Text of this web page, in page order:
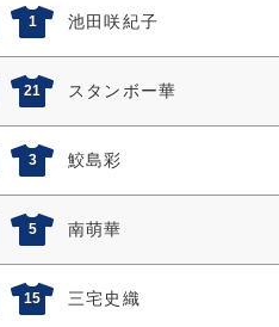
1 池田咲紀子
21 スタンボー華
3 鮫島彩
5 南萌華
15 三宅史織